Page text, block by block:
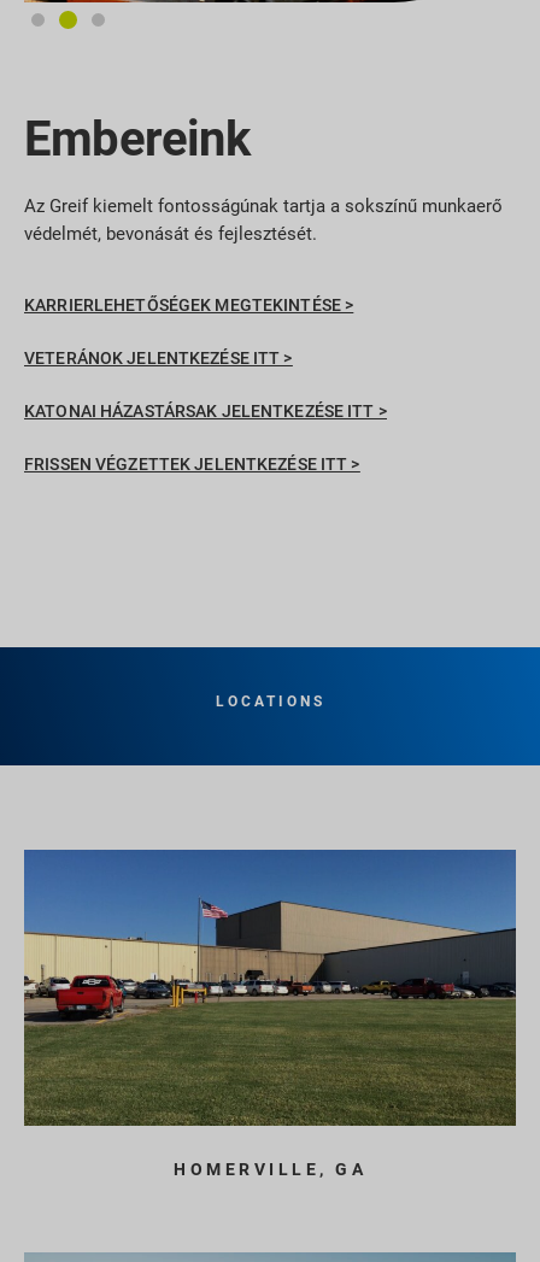
Embereink
Az Greif kiemelt fontosságúnak tartja a sokszínű munkaerő
védelmét, bevonását és fejlesztését.
KARRIERLEHETŐSÉGEK MEGTEKINTÉSE >
VETERÁNOK JELENTKEZÉSE ITT >
KATONAI HÁZASTÁRSAK JELENTKEZÉSE ITT >
FRISSEN VÉGZETTEK JELENTKEZÉSE ITT >
LOCATIONS
HOMERVILLE, GA